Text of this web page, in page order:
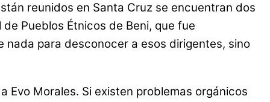
reunidos en Santa Cruz se encuentran dos
Pueblos Étnicos de Beni, que fue
nada para desconocer a esos dirigentes, sino
Evo Morales. Si existen problemas orgánicos